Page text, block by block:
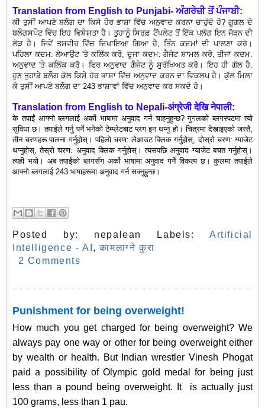
Translation from English to Punjabi- ਅੰਗਰੇਜ਼ੀ ਤੋਂ ਪੰਜਾਬੀ:
ਕੀ ਤੁਸੀਂ ਆਪਣੇ ਬਲੌਗ ਦਾ ਕਿਸੇ ਹੋਰ ਭਾਸ਼ਾ ਵਿੱਚ ਅਨੁਵਾਦ ਕਰਨਾ ਚਾਹੁੰਦੇ ਹੋ? ਗੂਗਲ ਦੇ
ਬਲੌਗਸਪੌਟ ਵਿੱਚ ਇਹ ਵਿਸ਼ੇਸ਼ਤਾ ਹੈ। ਤੁਹਾਨੂੰ ਸਿਰਫ਼ ਟੈਂਪਲੇਟ ਤੋਂ ਇੱਕ ਪਲੱਗ ਇਨ ਜੋੜਨ ਦੀ
ਲੋੜ ਹੈ। ਜਿਵੇਂ ਤਸਵੀਰ ਵਿੱਚ ਦਿਖਾਇਆ ਗਿਆ ਹੈ, ਤਿੰਨ ਕਦਮਾਂ ਦੀ ਪਾਲਣਾ ਕਰੋ।
ਪਹਿਲਾ ਕਦਮ: ਲੇਆਉਟ 'ਤੇ ਕਲਿੱਕ ਕਰੋ, ਦੂਜਾ ਕਦਮ: ਗੈਜੇਟ ਸ਼ਾਮਲ ਕਰੋ, ਤੀਜਾ ਕਦਮ:
ਅਨੁਵਾਦ 'ਤੇ ਕਲਿੱਕ ਕਰੋ। ਫਿਰ ਅਨੁਵਾਦ ਗੈਜੇਟ ਨੂੰ ਸੁਰੱਖਿਅਤ ਕਰੋ। ਇਹ ਹੀ ਗੱਲ ਹੈ.
ਹੁਣ ਤੁਹਾਡੇ ਬਲੌਗ ਕੋਲ ਕਿਸੇ ਹੋਰ ਭਾਸ਼ਾ ਵਿੱਚ ਅਨੁਵਾਦ ਕਰਨ ਦਾ ਵਿਕਲਪ ਹੈ। ਕੁੱਲ ਮਿਲਾ
ਕੇ ਤੁਸੀਂ ਆਪਣੇ ਬਲੌਗ ਦਾ 243 ਭਾਸ਼ਾਵਾਂ ਵਿੱਚ ਅਨੁਵਾਦ ਕਰ ਸਕਦੇ ਹੋ।
Translation from English to Nepali-अंग्रेजी देखि नेपाली:
के तपाईं आफ्नो ब्लगलाई अर्को भाषामा अनुवाद गर्न चाहनुहुन्छ? गुगलको ब्लगस्पटमा त्यो
सुविधा छ। तपाईले गर्नु पर्ने भनेको टेम्प्लेटबाट प्लग इन थप्नु हो। चित्रमा देखाइएको जस्तै,
तीन चरणहरू पालना गर्नुहोस्। पहिलो चरण: लेआउट क्लिक गर्नुहोस्, दोस्रो चरण: ग्याजेट
थप्नुहोस्, तेस्रो चरण: अनुवाद क्लिक गर्नुहोस्। त्यसपछि अनुवाद ग्याजेट बचत गर्नुहोस्।
त्यही भयो। अब तपाईंको ब्लगसँग अर्को भाषामा अनुवाद गर्ने विकल्प छ। कुलमा तपाईले
आफ्नो ब्लगलाई 243 भाषाहरूमा अनुवाद गर्न सक्नुहुन्छ।
Posted by: nepalean Labels: Artificial
Intelligence - AI ,कामलाग्ने कुरा
2 Comments
Punishment for being overweight!
How much you get charged for being overweight? We
always pay one way or other for being overweight either
by wealth or health. But Indian wrestler Vinesh Phogat
paid a possibility of Olympic gold medal for being just
less than a pound being overweight. It is actually just
100 grams, less than 1 pau.